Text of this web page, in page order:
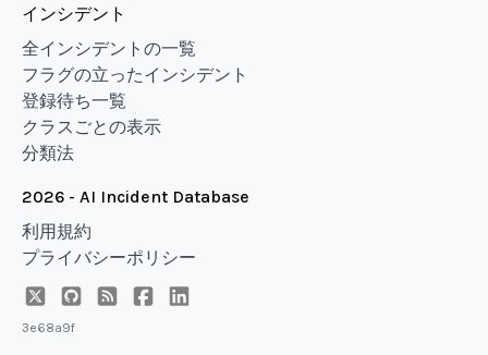
インシデント
全インシデントの一覧
フラグの立ったインシデント
登録待ち一覧
クラスごとの表示
分類法
2026 - AI Incident Database
利用規約
プライバシーポリシー
3e68a9f